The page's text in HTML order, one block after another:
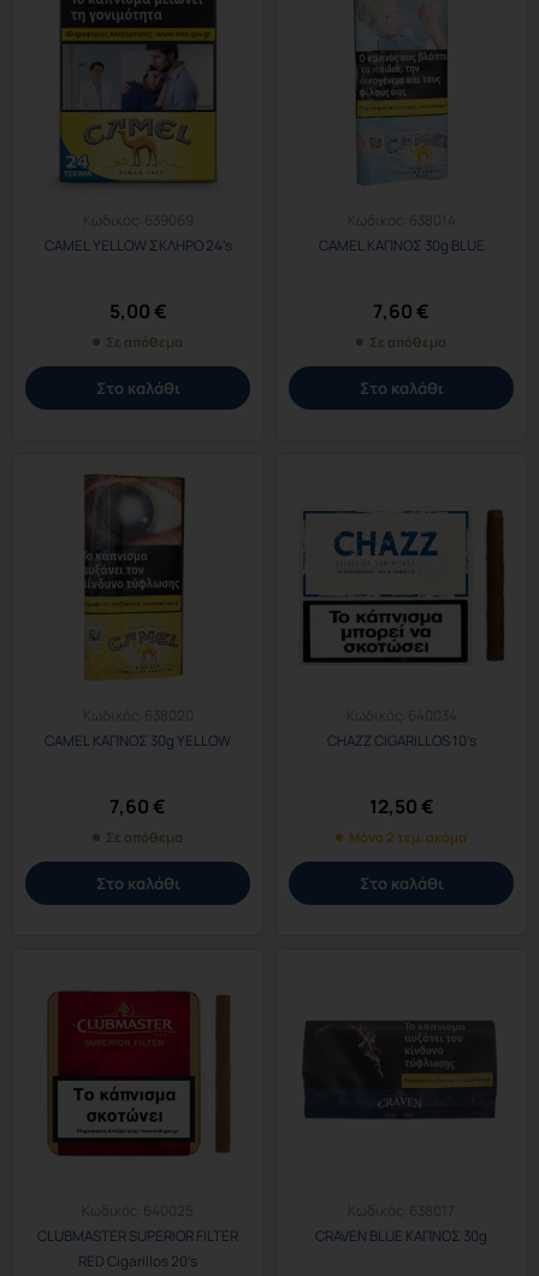
Κωδικός:
CAMEL YELLOW ΣΚΛΗΡΟ 24’s
5,00€
Σε απόθεμα
Στο καλάθι
Κωδικός:
638014
CAMEL ΚΑΠΝΟΣ 30g BLUE
7,60€
Σε απόθεμα
Στο καλάθι
Κωδικός:
638020
CAMEL ΚΑΠΝΟΣ 30g YELLOW
7,60€
Σε απόθεμα
Στο καλάθι
Κωδικός:
CHAZZ CIGARILLOS 10’s
12,50€
Μόνο 2 τεμ. ακόμα
Στο καλάθι
Κωδικός:
640025
CLUBMASTER SUPERIOR FILTER
RED Cigarillos 20’s
Κωδικός:
638017
CRAVEN BLUE ΚΑΠΝΟΣ 30g